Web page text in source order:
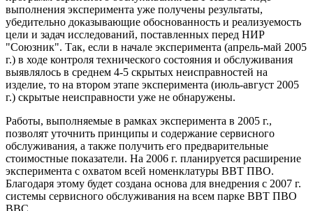
выполнения эксперимента уже получены результаты,
убедительно доказывающие обоснованность и реализуемость
цели и задач исследований, поставленных перед НИР
"Союзник". Так, если в начале эксперимента (апрель-май 2005
г.) в ходе контроля технического состояния и обслуживания
выявлялось в среднем 4-5 скрытых неисправностей на
изделие, то на втором этапе эксперимента (июль-август 2005
г.) скрытые неисправности уже не обнаружены.
Работы, выполняемые в рамках эксперимента в 2005 г.,
позволят уточнить принципы и содержание сервисного
обслуживания, а также получить его предварительные
стоимостные показатели. На 2006 г. планируется расширение
эксперимента с охватом всей номенклатуры ВВТ ПВО.
Благодаря этому будет создана основа для внедрения с 2007 г.
системы сервисного обслуживания на всем парке ВВТ ПВО
ВВС.